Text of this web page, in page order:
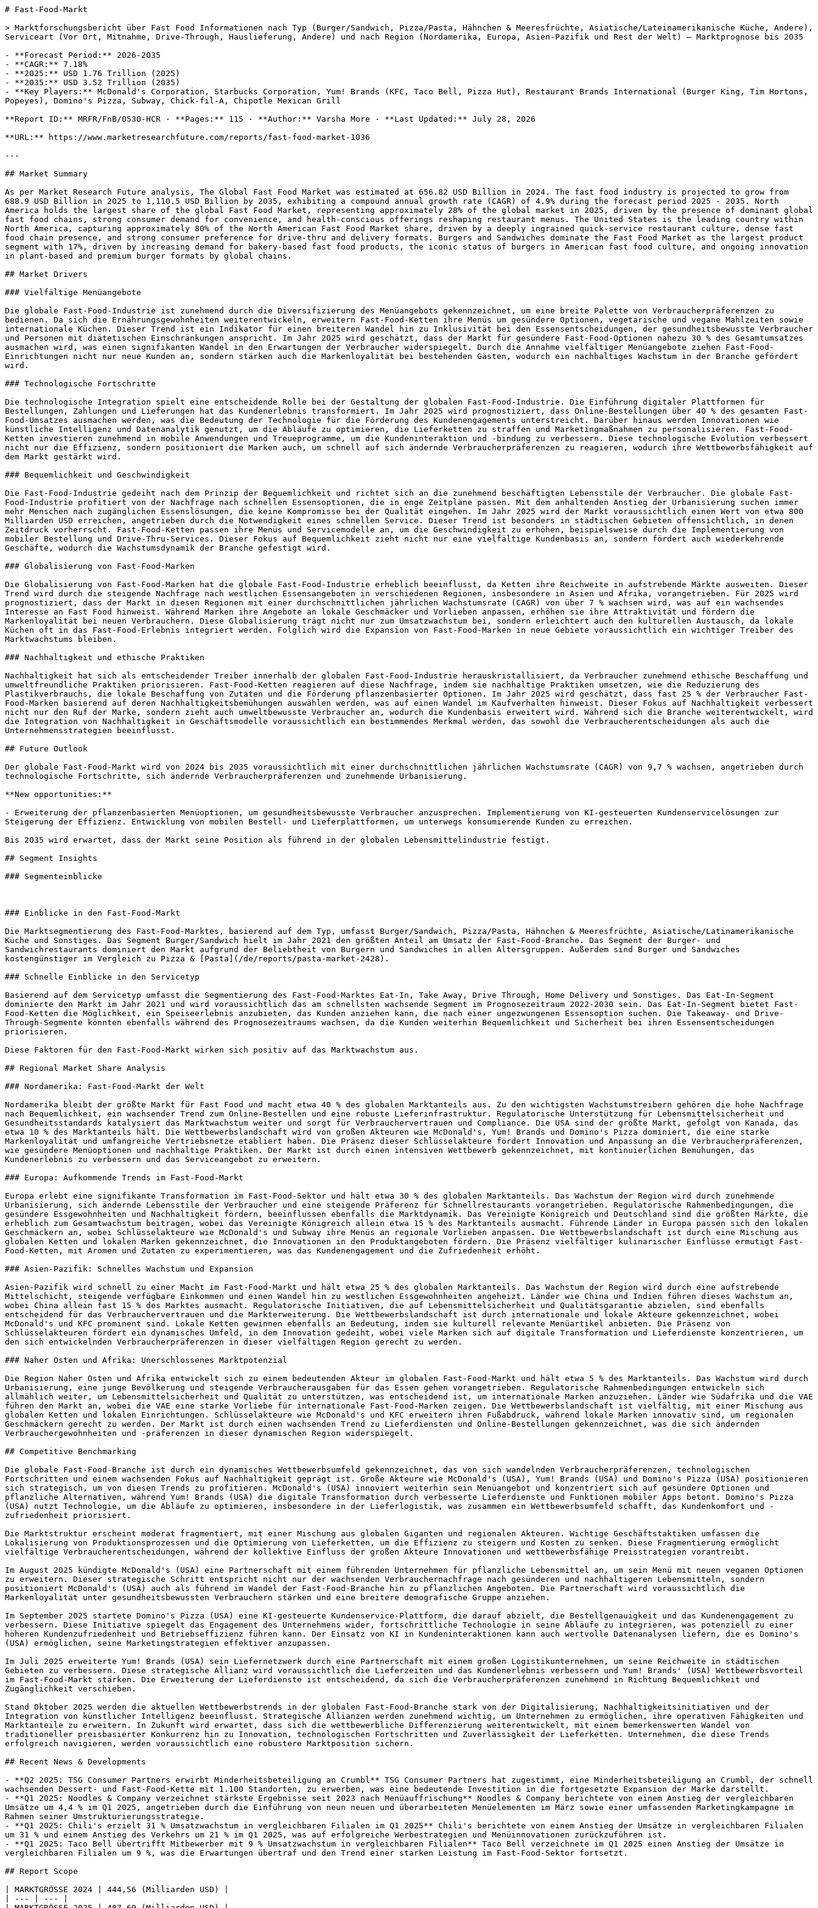
# Fast-Food-Markt

> Marktforschungsbericht über Fast Food Informationen nach Typ (Burger/Sandwich, Pizza/Pasta, Hähnchen & Meeresfrüchte, Asiatische/Lateinamerikanische Küche, Andere), Serviceart (Vor Ort, Mitnahme, Drive-Through, Hauslieferung, Andere) und nach Region (Nordamerika, Europa, Asien-Pazifik und Rest der Welt) – Marktprognose bis 2035

- **Forecast Period:** 2026-2035
- **CAGR:** 7.18%
- **2025:** USD 1.76 Trillion (2025)
- **2035:** USD 3.52 Trillion (2035)
- **Key Players:** McDonald's Corporation, Starbucks Corporation, Yum! Brands (KFC, Taco Bell, Pizza Hut), Restaurant Brands International (Burger King, Tim Hortons, Popeyes), Domino's Pizza, Subway, Chick-fil-A, Chipotle Mexican Grill

**Report ID:** MRFR/FnB/0530-HCR · **Pages:** 115 · **Author:** Varsha More · **Last Updated:** July 28, 2026

**URL:** https://www.marketresearchfuture.com/reports/fast-food-market-1036

---

## Market Summary

As per Market Research Future analysis, The Global Fast Food Market was estimated at 656.82 USD Billion in 2024. The fast food industry is projected to grow from 688.9 USD Billion in 2025 to 1,110.5 USD Billion by 2035, exhibiting a compound annual growth rate (CAGR) of 4.9% during the forecast period 2025 - 2035. North America holds the largest share of the global Fast Food Market, representing approximately 28% of the global market in 2025, driven by the presence of dominant global fast food chains, strong consumer demand for convenience, and health-conscious offerings reshaping restaurant menus. The United States is the leading country within North America, capturing approximately 80% of the North American Fast Food Market share, driven by a deeply ingrained quick-service restaurant culture, dense fast food chain presence, and strong consumer preference for drive-thru and delivery formats. Burgers and Sandwiches dominate the Fast Food Market as the largest product segment with 17%, driven by increasing demand for bakery-based fast food products, the iconic status of burgers in American fast food culture, and ongoing innovation in plant-based and premium burger formats by global chains.

## Market Drivers

### Vielfältige Menüangebote

Die globale Fast-Food-Industrie ist zunehmend durch die Diversifizierung des Menüangebots gekennzeichnet, um eine breite Palette von Verbraucherpräferenzen zu bedienen. Da sich die Ernährungsgewohnheiten weiterentwickeln, erweitern Fast-Food-Ketten ihre Menüs um gesündere Optionen, vegetarische und vegane Mahlzeiten sowie internationale Küchen. Dieser Trend ist ein Indikator für einen breiteren Wandel hin zu Inklusivität bei den Essensentscheidungen, der gesundheitsbewusste Verbraucher und Personen mit diätetischen Einschränkungen anspricht. Im Jahr 2025 wird geschätzt, dass der Markt für gesündere Fast-Food-Optionen nahezu 30 % des Gesamtumsatzes ausmachen wird, was einen signifikanten Wandel in den Erwartungen der Verbraucher widerspiegelt. Durch die Annahme vielfältiger Menüangebote ziehen Fast-Food-Einrichtungen nicht nur neue Kunden an, sondern stärken auch die Markenloyalität bei bestehenden Gästen, wodurch ein nachhaltiges Wachstum in der Branche gefördert wird.

### Technologische Fortschritte

Die technologische Integration spielt eine entscheidende Rolle bei der Gestaltung der globalen Fast-Food-Industrie. Die Einführung digitaler Plattformen für Bestellungen, Zahlungen und Lieferungen hat das Kundenerlebnis transformiert. Im Jahr 2025 wird prognostiziert, dass Online-Bestellungen über 40 % des gesamten Fast-Food-Umsatzes ausmachen werden, was die Bedeutung der Technologie für die Förderung des Kundenengagements unterstreicht. Darüber hinaus werden Innovationen wie künstliche Intelligenz und Datenanalytik genutzt, um die Abläufe zu optimieren, die Lieferketten zu straffen und Marketingmaßnahmen zu personalisieren. Fast-Food-Ketten investieren zunehmend in mobile Anwendungen und Treueprogramme, um die Kundeninteraktion und -bindung zu verbessern. Diese technologische Evolution verbessert nicht nur die Effizienz, sondern positioniert die Marken auch, um schnell auf sich ändernde Verbraucherpräferenzen zu reagieren, wodurch ihre Wettbewerbsfähigkeit auf dem Markt gestärkt wird.

### Bequemlichkeit und Geschwindigkeit

Die Fast-Food-Industrie gedeiht nach dem Prinzip der Bequemlichkeit und richtet sich an die zunehmend beschäftigten Lebensstile der Verbraucher. Die globale Fast-Food-Industrie profitiert von der Nachfrage nach schnellen Essensoptionen, die in enge Zeitpläne passen. Mit dem anhaltenden Anstieg der Urbanisierung suchen immer mehr Menschen nach zugänglichen Essenslösungen, die keine Kompromisse bei der Qualität eingehen. Im Jahr 2025 wird der Markt voraussichtlich einen Wert von etwa 800 Milliarden USD erreichen, angetrieben durch die Notwendigkeit eines schnellen Service. Dieser Trend ist besonders in städtischen Gebieten offensichtlich, in denen Zeitdruck vorherrscht. Fast-Food-Ketten passen ihre Menüs und Servicemodelle an, um die Geschwindigkeit zu erhöhen, beispielsweise durch die Implementierung von mobiler Bestellung und Drive-Thru-Services. Dieser Fokus auf Bequemlichkeit zieht nicht nur eine vielfältige Kundenbasis an, sondern fördert auch wiederkehrende Geschäfte, wodurch die Wachstumsdynamik der Branche gefestigt wird.

### Globalisierung von Fast-Food-Marken

Die Globalisierung von Fast-Food-Marken hat die globale Fast-Food-Industrie erheblich beeinflusst, da Ketten ihre Reichweite in aufstrebende Märkte ausweiten. Dieser Trend wird durch die steigende Nachfrage nach westlichen Essensangeboten in verschiedenen Regionen, insbesondere in Asien und Afrika, vorangetrieben. Für 2025 wird prognostiziert, dass der Markt in diesen Regionen mit einer durchschnittlichen jährlichen Wachstumsrate (CAGR) von über 7 % wachsen wird, was auf ein wachsendes Interesse an Fast Food hinweist. Während Marken ihre Angebote an lokale Geschmäcker und Vorlieben anpassen, erhöhen sie ihre Attraktivität und fördern die Markenloyalität bei neuen Verbrauchern. Diese Globalisierung trägt nicht nur zum Umsatzwachstum bei, sondern erleichtert auch den kulturellen Austausch, da lokale Küchen oft in das Fast-Food-Erlebnis integriert werden. Folglich wird die Expansion von Fast-Food-Marken in neue Gebiete voraussichtlich ein wichtiger Treiber des Marktwachstums bleiben.

### Nachhaltigkeit und ethische Praktiken

Nachhaltigkeit hat sich als entscheidender Treiber innerhalb der globalen Fast-Food-Industrie herauskristallisiert, da Verbraucher zunehmend ethische Beschaffung und umweltfreundliche Praktiken priorisieren. Fast-Food-Ketten reagieren auf diese Nachfrage, indem sie nachhaltige Praktiken umsetzen, wie die Reduzierung des Plastikverbrauchs, die lokale Beschaffung von Zutaten und die Förderung pflanzenbasierter Optionen. Im Jahr 2025 wird geschätzt, dass fast 25 % der Verbraucher Fast-Food-Marken basierend auf deren Nachhaltigkeitsbemühungen auswählen werden, was auf einen Wandel im Kaufverhalten hinweist. Dieser Fokus auf Nachhaltigkeit verbessert nicht nur den Ruf der Marke, sondern zieht auch umweltbewusste Verbraucher an, wodurch die Kundenbasis erweitert wird. Während sich die Branche weiterentwickelt, wird die Integration von Nachhaltigkeit in Geschäftsmodelle voraussichtlich ein bestimmendes Merkmal werden, das sowohl die Verbraucherentscheidungen als auch die Unternehmensstrategien beeinflusst.

## Future Outlook

Der globale Fast-Food-Markt wird von 2024 bis 2035 voraussichtlich mit einer durchschnittlichen jährlichen Wachstumsrate (CAGR) von 9,7 % wachsen, angetrieben durch technologische Fortschritte, sich ändernde Verbraucherpräferenzen und zunehmende Urbanisierung.

**New opportunities:**

- Erweiterung der pflanzenbasierten Menüoptionen, um gesundheitsbewusste Verbraucher anzusprechen. Implementierung von KI-gesteuerten Kundenservicelösungen zur Steigerung der Effizienz. Entwicklung von mobilen Bestell- und Lieferplattformen, um unterwegs konsumierende Kunden zu erreichen.

Bis 2035 wird erwartet, dass der Markt seine Position als führend in der globalen Lebensmittelindustrie festigt.

## Segment Insights

### Segmenteinblicke



### Einblicke in den Fast-Food-Markt

Die Marktsegmentierung des Fast-Food-Marktes, basierend auf dem Typ, umfasst Burger/Sandwich, Pizza/Pasta, Hähnchen & Meeresfrüchte, Asiatische/Latinamerikanische Küche und Sonstiges. Das Segment Burger/Sandwich hielt im Jahr 2021 den größten Anteil am Umsatz der Fast-Food-Branche. Das Segment der Burger- und Sandwichrestaurants dominiert den Markt aufgrund der Beliebtheit von Burgern und Sandwiches in allen Altersgruppen. Außerdem sind Burger und Sandwiches kostengünstiger im Vergleich zu Pizza & [Pasta](/de/reports/pasta-market-2428).

### Schnelle Einblicke in den Servicetyp

Basierend auf dem Servicetyp umfasst die Segmentierung des Fast-Food-Marktes Eat-In, Take Away, Drive Through, Home Delivery und Sonstiges. Das Eat-In-Segment dominierte den Markt im Jahr 2021 und wird voraussichtlich das am schnellsten wachsende Segment im Prognosezeitraum 2022-2030 sein. Das Eat-In-Segment bietet Fast-Food-Ketten die Möglichkeit, ein Speiseerlebnis anzubieten, das Kunden anziehen kann, die nach einer ungezwungenen Essensoption suchen. Die Takeaway- und Drive-Through-Segmente könnten ebenfalls während des Prognosezeitraums wachsen, da die Kunden weiterhin Bequemlichkeit und Sicherheit bei ihren Essensentscheidungen priorisieren.

Diese Faktoren für den Fast-Food-Markt wirken sich positiv auf das Marktwachstum aus.

## Regional Market Share Analysis

### Nordamerika: Fast-Food-Markt der Welt

Nordamerika bleibt der größte Markt für Fast Food und macht etwa 40 % des globalen Marktanteils aus. Zu den wichtigsten Wachstumstreibern gehören die hohe Nachfrage nach Bequemlichkeit, ein wachsender Trend zum Online-Bestellen und eine robuste Lieferinfrastruktur. Regulatorische Unterstützung für Lebensmittelsicherheit und Gesundheitsstandards katalysiert das Marktwachstum weiter und sorgt für Verbrauchervert